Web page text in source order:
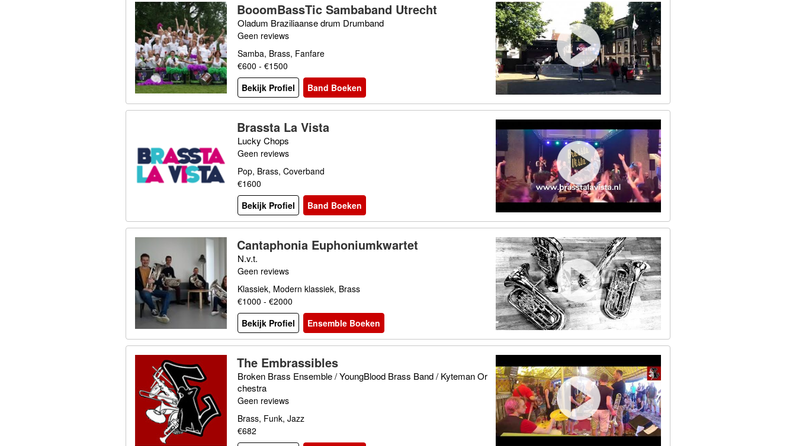
BooomBassTic Sambaband Utrecht
Oladum Braziliaanse drum Drumband
Geen reviews
Samba, Brass, Fanfare
€600 - €1500
Bekijk Profiel
Band Boeken
Brassta La Vista
Lucky Chops
Geen reviews
Pop, Brass, Coverband
€1600
Bekijk Profiel
Band Boeken
Cantaphonia Euphoniumkwartet
N.v.t.
Geen reviews
Klassiek, Modern klassiek, Brass
€1000 - €2000
Bekijk Profiel
Ensemble Boeken
The Embrassibles
Broken Brass Ensemble / YoungBlood Brass Band / Kyteman Or
chestra
Geen reviews
Brass, Funk, Jazz
€682